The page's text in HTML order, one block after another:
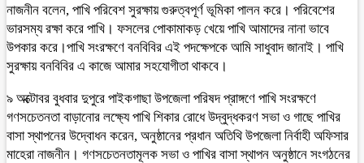
নাজনীন বলেন, পাখি পরিবেশ সুরক্ষায় গুরুত্বপূর্ণ ভূমিকা পালন করে। পরিবেশের
ভারসম্য রক্ষা করে পাখি। ফসলের পোকামাকড় খেয়ে পাখি আমাদের নানা ভাবে
উপকার করে।পাখি সংরক্ষণে বনবিবির এই পদক্ষেপকে আমি সাধুবাদ জানাই। পাখি
সুরক্ষায় বনবিবির এ কাজে আমার সহযোগীতা থাকবে।
৯ অক্টোবর বুধবার দুপুরে পাইকগাছা উপজেলা পরিষদ প্রাঙ্গণে পাখি সংরক্ষণে
গণসচেতনতা বাড়ানোর লক্ষ্যে পাখি শিকার রোধে উদ্বুদ্ধকরণ সভা ও গাছে পাখির
বাসা স্থাপনের উদ্বোধন করেন, অনুষ্ঠানের প্রধান অতিথি উপজেলা নির্বাহী অফিসার
মাহেরা নাজনীন। গণসচেতনতামূলক সভা ও পাখির বাসা স্থাপন অনুষ্ঠানে সংগঠনের